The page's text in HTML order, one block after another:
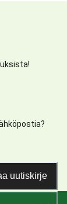
uutiskirje